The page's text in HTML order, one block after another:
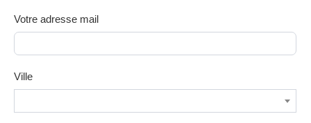
Votre adresse mail
Ville